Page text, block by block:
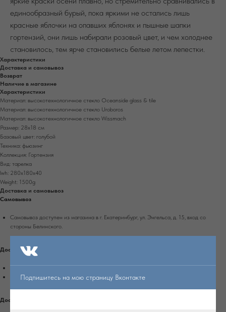
единообразный бурый, пока яркими не остались лишь
красные яблочки на опавших яблонях и пышные шапки
гортензий, они лишь набирали розовый цвет, и чем холоднее
становилось, тем ярче становились белые летом лепестки.
Характеристики
Доставка и самовывоз
Возврат
Наличие в магазине
Характеристики
Материал: высокотехнологичное стекло Oceanside glass & tile
Материал: высокотехнологичное стекло Uroboros
Материал: высокотехнологичное стекло Wissmach
Размер: 28х18 см
Базовый цвет: голубой
Техника: фьюзинг
Коллекция: Гортензия
Вид: тарелка
lwh: 280x180x40
Weight: 1500g
Доставка и самовывоз
Самовывоз
Самовывоз доступен из магазина в г. Екатеринбург, ул. Энгельса, д. 15, вход со
стороны Белинского.
Доставка по Екатеринбургу
Доставка осуществляется при 100% оплате заказа на сайте.
Стоимость доставки рассчитывается автоматически при оформлении заказа.
Доставка по России
Подпишитесь на мою страницу Вконтакте